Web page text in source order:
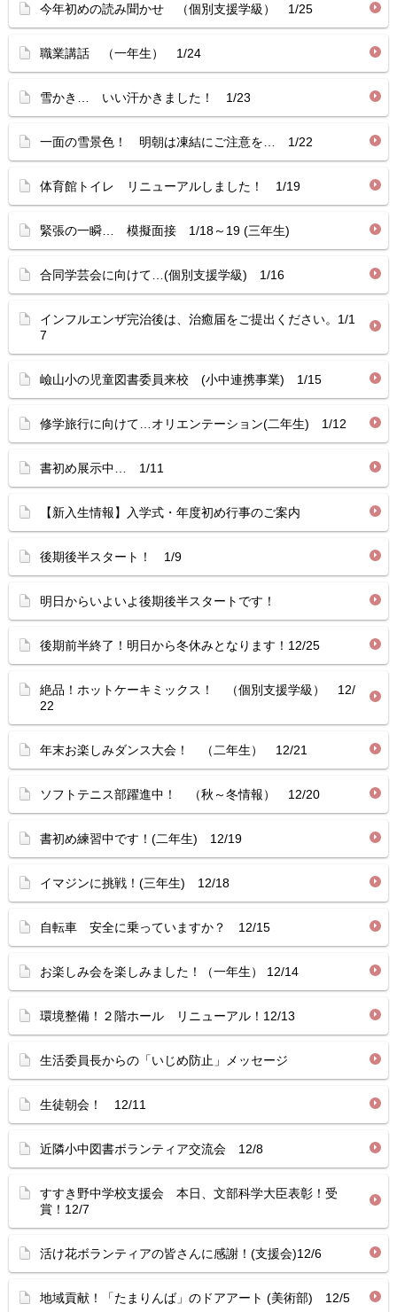
今年初めの読み聞かせ （個別支援学級） 1/25
職業講話 （一年生） 1/24
雪かき… いい汗かきました！ 1/23
一面の雪景色！ 明朝は凍結にご注意を… 1/22
体育館トイレ リニューアルしました！ 1/19
緊張の一瞬… 模擬面接 1/18～19 (三年生)
合同学芸会に向けて…(個別支援学級) 1/16
インフルエンザ完治後は、治癒届をご提出ください。1/1
7
嶮山小の児童図書委員来校 (小中連携事業) 1/15
修学旅行に向けて…オリエンテーション(二年生) 1/12
書初め展示中… 1/11
【新入生情報】入学式・年度初め行事のご案内
後期後半スタート！ 1/9
明日からいよいよ後期後半スタートです！
後期前半終了！明日から冬休みとなります！12/25
絶品！ホットケーキミックス！ （個別支援学級） 12/
22
年末お楽しみダンス大会！ （二年生） 12/21
ソフトテニス部躍進中！ （秋～冬情報） 12/20
書初め練習中です！(二年生) 12/19
イマジンに挑戦！(三年生) 12/18
自転車 安全に乗っていますか？ 12/15
お楽しみ会を楽しみました！（一年生） 12/14
環境整備！２階ホール リニューアル！12/13
生活委員長からの「いじめ防止」メッセージ
生徒朝会！ 12/11
近隣小中図書ボランティア交流会 12/8
すすき野中学校支援会 本日、文部科学大臣表彰！受
賞！12/7
活け花ボランティアの皆さんに感謝！(支援会)12/6
地域貢献！「たまりんば」のドアアート (美術部) 12/5